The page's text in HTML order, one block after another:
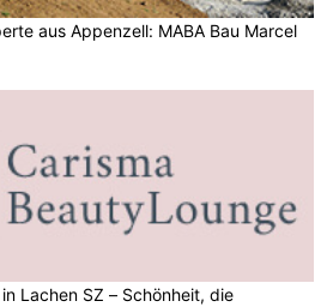
aus Appenzell: MABA Bau Marcel
Lachen SZ – Schönheit, die